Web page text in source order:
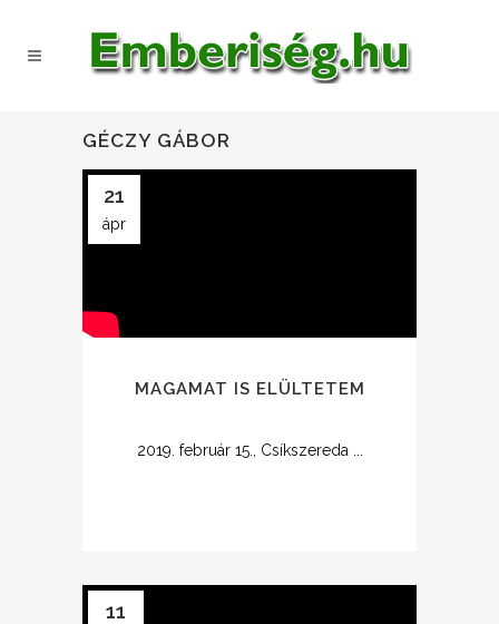
GÉCZY GÁBOR
21
ápr
MAGAMAT IS ELÜLTETEM
2019. február 15., Csíkszereda ...
11